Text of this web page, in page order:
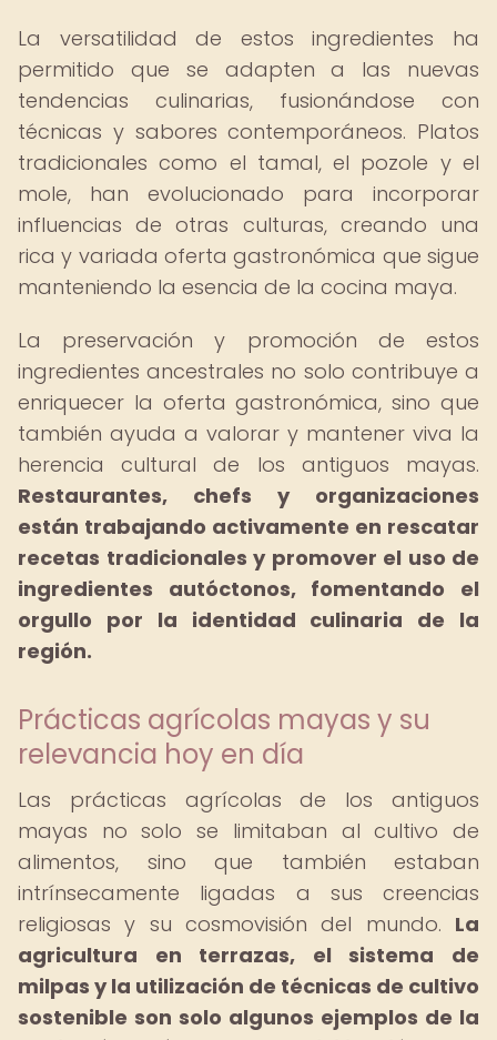
La versatilidad de estos ingredientes ha
permitido que se adapten a las nuevas
tendencias culinarias, fusionándose con
técnicas y sabores contemporáneos. Platos
tradicionales como el tamal, el pozole y el
mole, han evolucionado para incorporar
influencias de otras culturas, creando una
rica y variada oferta gastronómica que sigue
manteniendo la esencia de la cocina maya.
La preservación y promoción de estos
ingredientes ancestrales no solo contribuye a
enriquecer la oferta gastronómica, sino que
también ayuda a valorar y mantener viva la
herencia cultural de los antiguos mayas.
Restaurantes, chefs y organizaciones
están trabajando activamente en rescatar
recetas tradicionales y promover el uso de
ingredientes autóctonos, fomentando el
orgullo por la identidad culinaria de la
región.
Prácticas agrícolas mayas y su
relevancia hoy en día
Las prácticas agrícolas de los antiguos
mayas no solo se limitaban al cultivo de
alimentos, sino que también estaban
intrínsecamente ligadas a sus creencias
religiosas y su cosmovisión del mundo. La
agricultura en terrazas, el sistema de
milpas y la utilización de técnicas de cultivo
sostenible son solo algunos ejemplos de la